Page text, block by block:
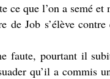
ce que l’on a semé et
de Job s’élève
faute, pourtant il
qu’il a commis